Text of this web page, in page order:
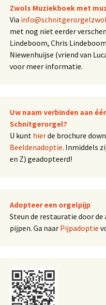
Zwols Muziekboek met
Via
met nog niet eerder
Lindeboom, Chris
Niewenhuijse (vriend van
voor meer informatie.
Uw naam verbinden aan
Schnitgerorgel?
U kunt hierde brochure
Beeldenadoptie. Inmiddels
en Z) geadopteerd!
Adopteer een orgelpijp
Steun de restauratie door
pijpen. Ga naar Pijpadoptie